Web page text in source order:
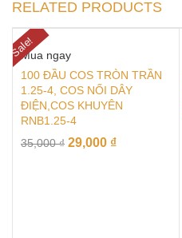
RELATED PRODUCTS
Sale!
Mua ngay
100 ĐẦU COS TRÒN TRẦN
1.25-4, COS NỐI DÂY
ĐIỆN,COS KHUYÊN
RNB1.25-4
35,000₫ 29,000 ₫